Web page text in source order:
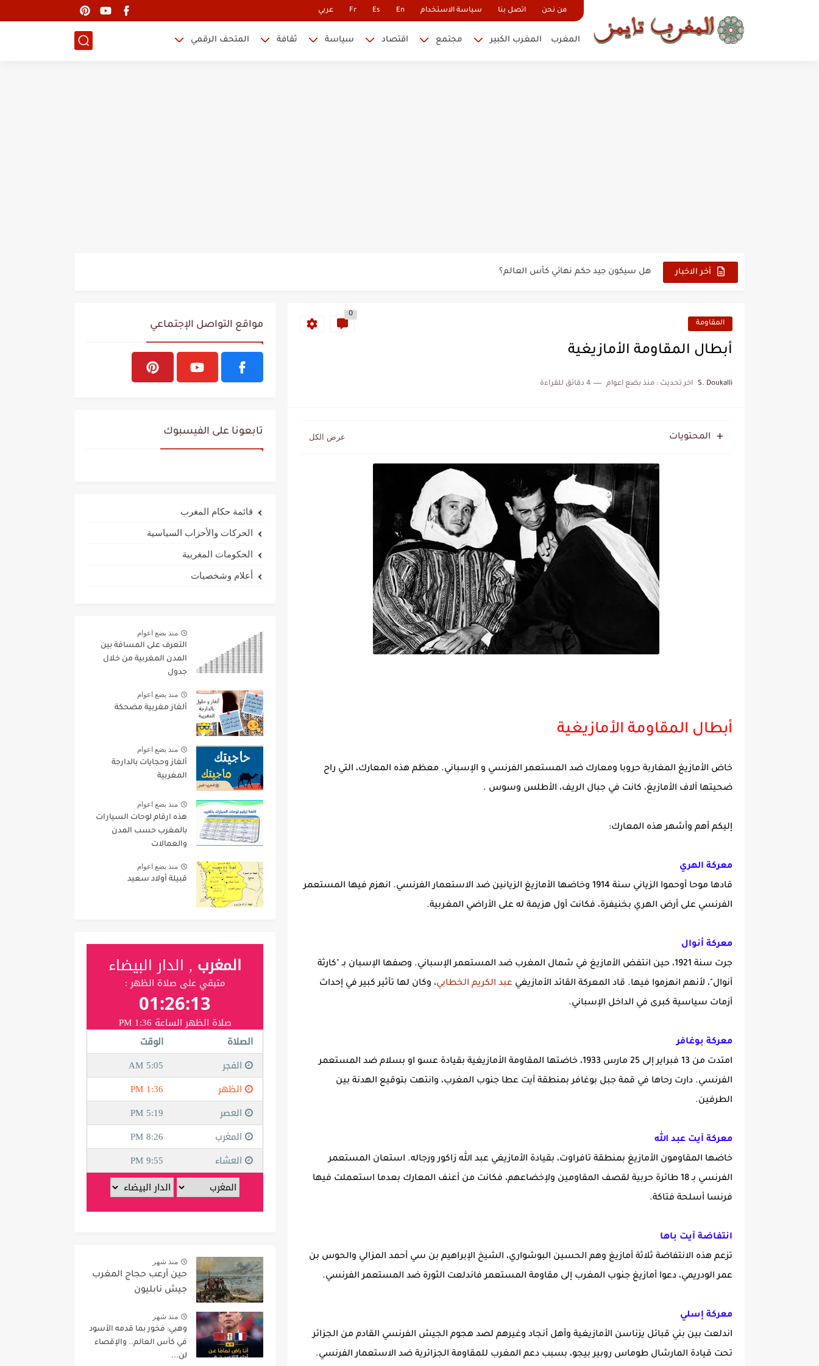
من نحن اتصل بنا سياسة الاستخدام En
Es
Fr عربي
المغرب المغرب الكبير مجتمع اقتصاد سياسة ثقافة المتحف الرقمي
أخر الاخبار
علي يعتة: مسيرة وطنية من طنجة إلى قيادة اليسار المغربي
المقاومة
0
أبطال المقاومة الأمازيغية
S. Doukalli اخر تحديث : منذ بضع اعوام 4 دقائق للقراءة
المحتويات
أبطال المقاومة الأمازيغية
خاض الأمازيغ المغاربة حروبا ومعارك ضد المستعمر الفرنسي و الإسباني. معظم هذه المعارك، التي راح
ضحيتها آلاف الأمازيغ، كانت في جبال الريف، الأطلس وسوس .
إليكم أهم وأشهر هذه المعارك:
معركة الهري
قادها موحا أوحموا الزياني سنة 1914 وخاضها الأمازيغ الزيانين ضد الاستعمار الفرنسي. انهزم فيها المستعمر
الفرنسي على أرض الهري بخنيفرة، فكانت أول هزيمة له على الأراضي المغربية.
معركة أنوال
جرت سنة 1921، حين انتفض الأمازيغ في شمال المغرب ضد المستعمر الإسباني. وصفها الإسبان بـ "كارثة
أنوال"، لأنهم انهزموا فيها. قاد المعركة القائد الأمازيغي عبد الكريم الخطابي، وكان لها تأثير كبير في إحداث
أزمات سياسية كبرى في الداخل الإسباني.
معركة بوغافر
امتدت من 13 فبراير إلى 25 مارس 1933، خاضتها المقاومة الأمازيغية بقيادة عسو او بسلام ضد المستعمر
الفرنسي. دارت رحاها في قمة جبل بوغافر بمنطقة آيت عطا جنوب المغرب، وانتهت بتوقيع الهدنة بين
الطرفين.
معركة آيت عبد الله
خاضها المقاومون الأمازيغ بمنطقة تافراوت، بقيادة الأمازيغي عبد الله زاكور ورجاله. استعان المستعمر
الفرنسي بـ 18 طائرة حربية لقصف المقاومين ولإخضاعهم، فكانت من أعنف المعارك بعدما استعملت فيها
فرنسا أسلحة فتاكة.
انتفاضة آيت باها
تزعم هذه الانتفاضة ثلاثة أمازيغ وهم الحسين البوشواري، الشيخ الإبراهيم بن سي أحمد المزالي والحوس بن
عمر الودريمي، دعوا أمازيغ جنوب المغرب إلى مقاومة المستعمر فاندلعت الثورة ضد المستعمر الفرنسي.
معركة إسلي
اندلعت بين بني قبائل يزناسن الأمازيغية وأهل أنجاد وغيرهم لصد هجوم الجيش الفرنسي القادم من الجزائر
تحت قيادة المارشال طوماس روبير بيجو، بسبب دعم المغرب للمقاومة الجزائرية ضد الاستعمار الفرنسي.
مواقع التواصل الإجتماعي
تابعونا على الفيسبوك
قائمة حكام المغرب
الحركات والأحزاب السياسية
الحكومات المغربية
أعلام وشخصيات
منذ بضع اعوام
التعرف على المسافة بين
المدن المغربية من خلال
جدول
منذ بضع اعوام
ألغاز مغربية مضحكة
منذ بضع اعوام
ألغاز وحجايات بالدارجة
المغربية
منذ بضع اعوام
هذه ارقام لوحات السيارات
بالمغرب حسب المدن
والعمالات
منذ بضع اعوام
قبيلة أولاد سعيد
منذ شهر
حين أرعب حجاج المغرب
جيش نابليون
منذ شهر
وهبي: فخور بما قدمه الأسود
في كأس العالم.. والإقصاء
لن...